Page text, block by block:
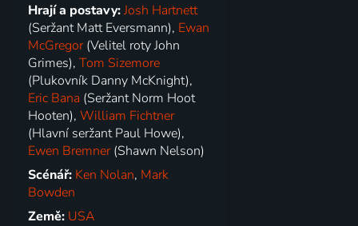
Hrají a postavy:Josh Hartnett
(Seržant Matt Eversmann), Ewan
McGregor(Velitel roty John
Grimes),Tom Sizemore
(Plukovník Danny McKnight),
Eric Bana (Seržant Norm Hoot
Hooten),William Fichtner
(Hlavní seržant Paul Howe),
Ewen Bremner(Shawn Nelson)
Scénář: Ken Nolan, Mark
Bowden
Země: USA